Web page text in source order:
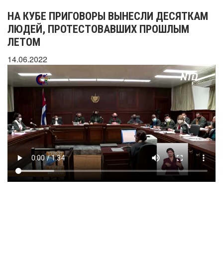
НА КУБЕ ПРИГОВОРЫ ВЫНЕСЛИ ДЕСЯТКАМ
ЛЮДЕЙ, ПРОТЕСТОВАВШИХ ПРОШЛЫМ
ЛЕТОМ
14.06.2022